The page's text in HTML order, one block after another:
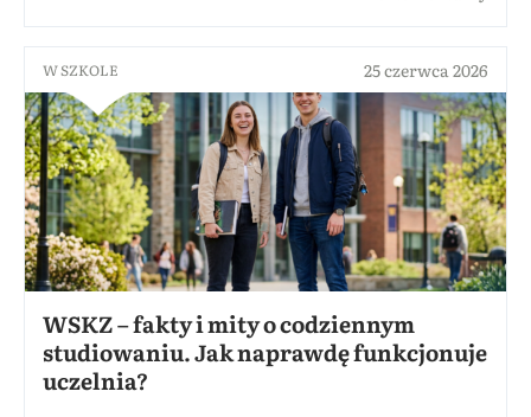
W SZKOLE 25 czerwca 2026
WSKZ – fakty i mity o codziennym
studiowaniu. Jak naprawdę funkcjonuje
uczelnia?